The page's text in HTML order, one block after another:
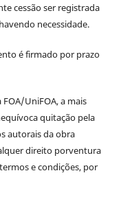
cessão ser registrada
necessidade.
é firmado por prazo
FOA/UniFOA, a mais
quitação pela
autorais da obra
direito porventura
e condições, por